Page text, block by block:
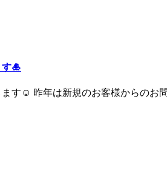
🎍
す☺️ 昨年は新規のお客様からの